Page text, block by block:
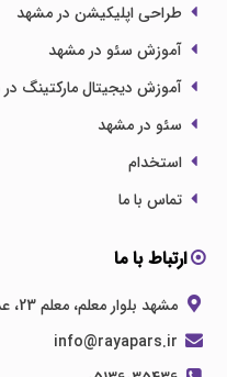
طراحی اپلیکیشن در مشهد
آموزش سئو در مشهد
آموزش دیجیتال مارکتینگ
سئو در مشهد
استخدام
تماس با ما
ارتباط با ما
مشهد بلوار معلم، معلم 23، عدل 27، پلاک 189